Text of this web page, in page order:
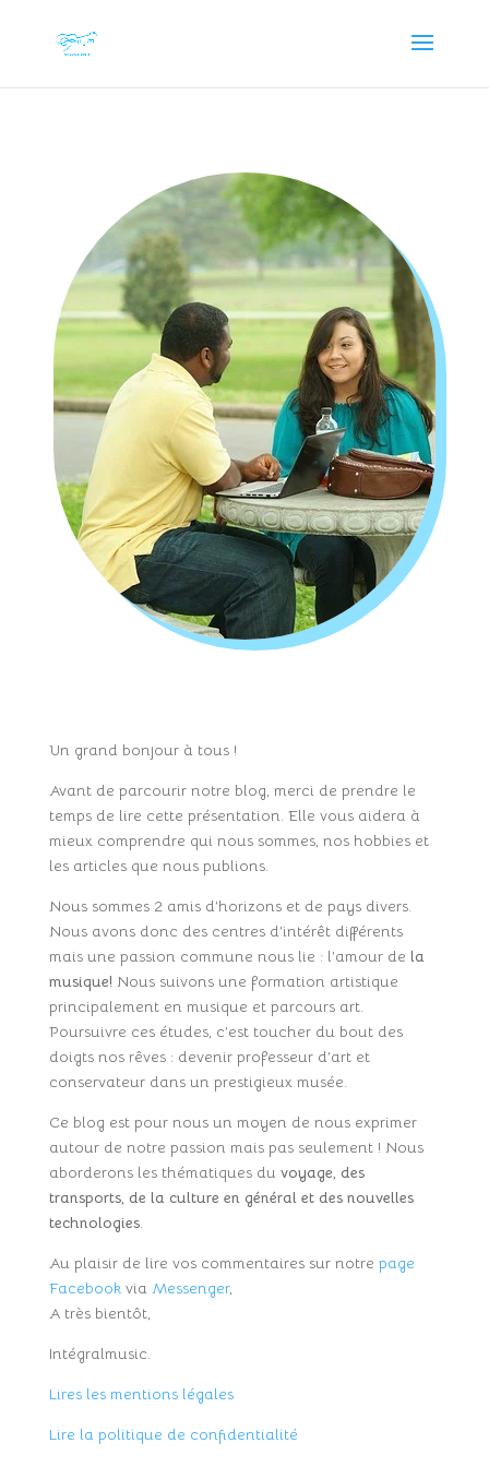
Un grand bonjour à tous !
Avant de parcourir notre blog, merci de prendre le
temps de lire cette présentation. Elle vous aidera à
mieux comprendre qui nous sommes, nos hobbies et
les articles que nous publions.
Nous sommes 2 amis d’horizons et de pays divers.
Nous avons donc des centres d’intérêt différents
mais une passion commune nous lie : l’amour de la
musique!Nous suivons une formation artistique
principalement en musique et parcours art.
Poursuivre ces études, c’est toucher du bout des
doigts nos rêves : devenir professeur d’art et
conservateur dans un prestigieux musée.
Ce blog est pour nous un moyen de nous exprimer
autour de notre passion mais pas seulement ! Nous
aborderons les thématiques du voyage, des
transports, de la culture en général et des nouvelles
technologies.
Au plaisir de lire vos commentaires sur notre page
Facebookvia Messenger,
A très bientôt,
Intégralmusic.
Lires les mentions légales
Lire la politique de confidentialité